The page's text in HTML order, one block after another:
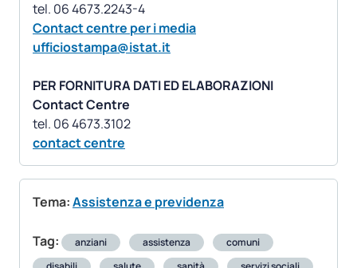
Contact centre per i media
ufficiostampa@istat.it
PER FORNITURA DATI ED ELABORAZIONI
Contact Centre
contact centre
Tema:Assistenza e previdenza
Tag: anziani assistenza
comuni